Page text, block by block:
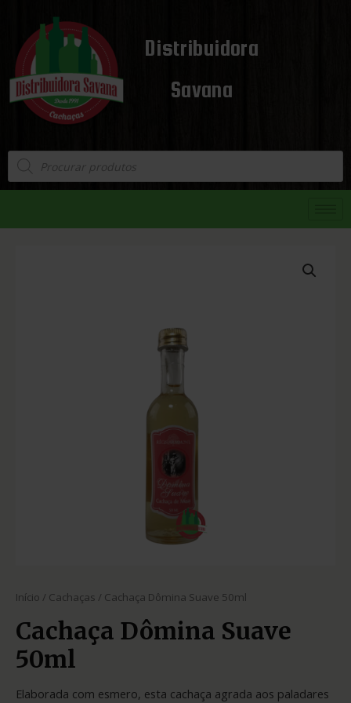
Distribuidora
Savana
Início / Cachaças / Cachaça Dômina Suave 50ml
Cachaça Dômina Suave
50ml
Elaborada com esmero, esta cachaça agrada aos paladares